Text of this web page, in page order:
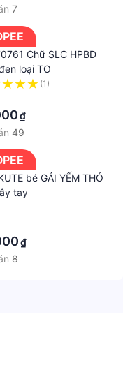
#QueenDecor
7
Chữ SLC HPBD
loại TO
(1)
₫
49
bé GÁI YẾM THỎ
tay
₫
8